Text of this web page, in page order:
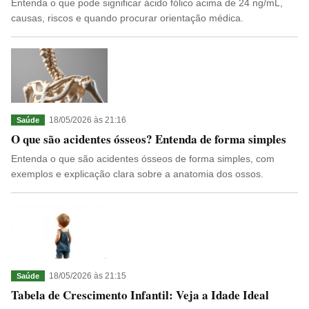
Entenda o que pode significar ácido fólico acima de 24 ng/mL,
causas, riscos e quando procurar orientação médica.
Saúde 18/05/2026 às 21:16
O que são acidentes ósseos? Entenda de forma simples
Entenda o que são acidentes ósseos de forma simples, com
exemplos e explicação clara sobre a anatomia dos ossos.
Saúde 18/05/2026 às 21:15
Tabela de Crescimento Infantil: Veja a Idade Ideal